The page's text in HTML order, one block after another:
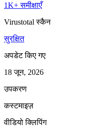
1K+ समीक्षाएँ
Virustotal स्कैन
सुरक्षित
अपडेट किए गए
18 जून, 2026
उपकरण
कस्टमाइज़
वीडियो क्लिपिंग